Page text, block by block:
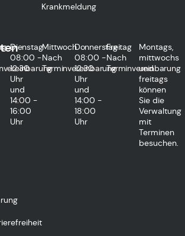
Krankmeldung
Dienstag
08:00 -
12:30
Uhr
und
14:00 -
16:00
Uhr
Mittwoch
Nach
Terminvereinbarung
Donnerstag
08:00 -
12:30
Uhr
und
14:00 -
18:00
Uhr
Freitag
Nach
Terminvereinbarung
Montags,
mittwochs
und
freitags
können
Sie die
Verwaltung
mit
Terminen
besuchen.